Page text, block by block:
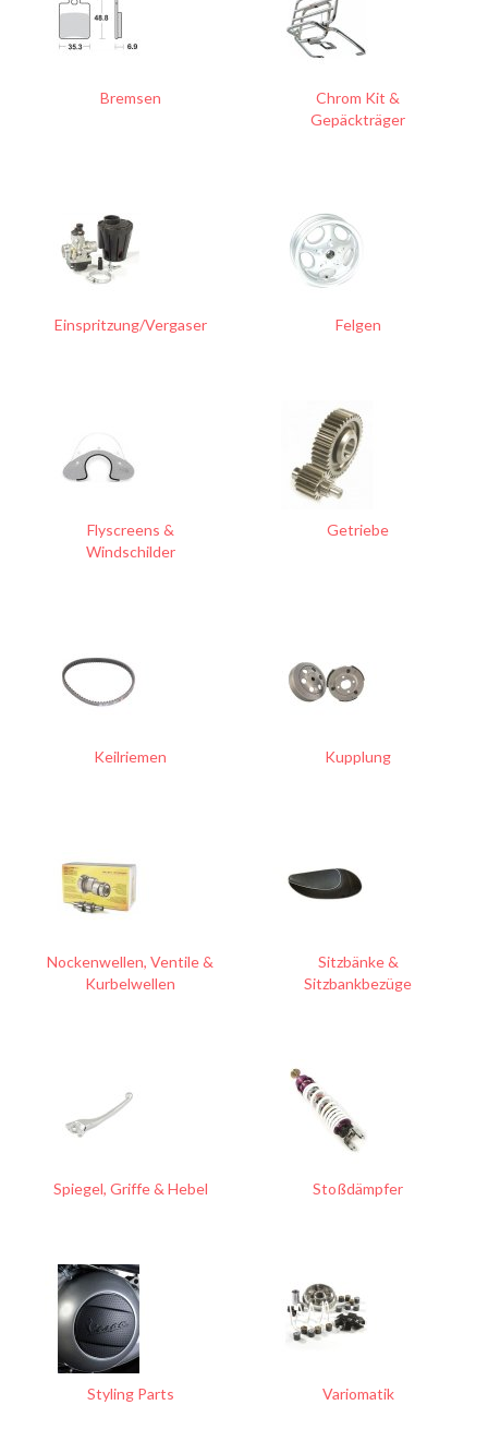
Bremsen
Chrom Kit &
Gepäckträger
Einspritzung/Vergaser Felgen
Flyscreens &
Windschilder
Getriebe
Keilriemen Kupplung
Nockenwellen, Ventile &
Kurbelwellen
Sitzbänke &
Sitzbankbezüge
Spiegel, Griffe & Hebel Stoßdämpfer
Styling Parts Variomatik